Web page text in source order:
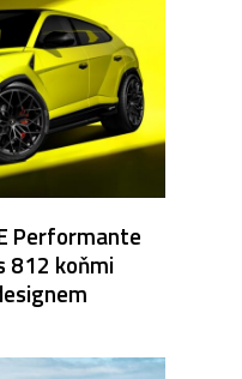
Performante
812 koňmi